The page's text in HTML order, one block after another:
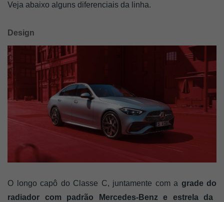
Veja abaixo alguns diferenciais da linha.
Design
O longo capô do Classe C, juntamente com a grade do
radiador com padrão Mercedes-Benz e estrela da